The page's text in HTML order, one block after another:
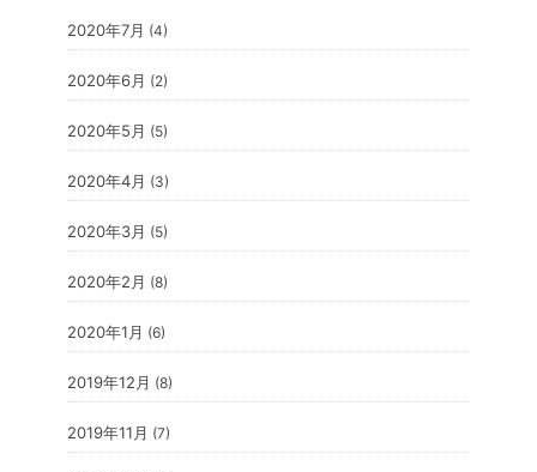
2020年7月 (4)
2020年6月 (2)
2020年5月 (5)
2020年4月 (3)
2020年3月 (5)
2020年2月 (8)
2020年1月 (6)
2019年12月 (8)
2019年11月 (7)